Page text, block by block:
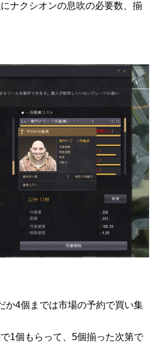
にナクシオンの息吹の必要数、揃
か4個までは市場の予約で買い集
1個もらって、5個揃った次第で